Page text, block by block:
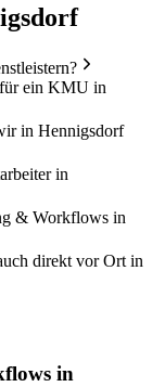
ein KMU in
in Hennigsdorf
in
& Workflows in
direkt vor Ort in
in